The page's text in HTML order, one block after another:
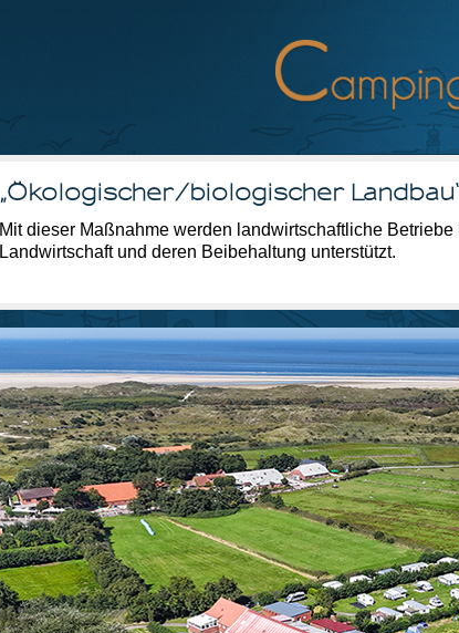
„Ökologischer/biologischer
Mit dieser Maßnahme werden landwirtschaftliche
Landwirtschaft und deren Beibehaltung unterstützt.